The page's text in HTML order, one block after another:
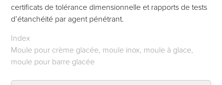
certificats de tolérance dimensionnelle et rapports de tests
d’étanchéité par agent pénétrant.
Index
Moule pour crème glacée, moule inox, moule à glace,
moule pour barre glacée